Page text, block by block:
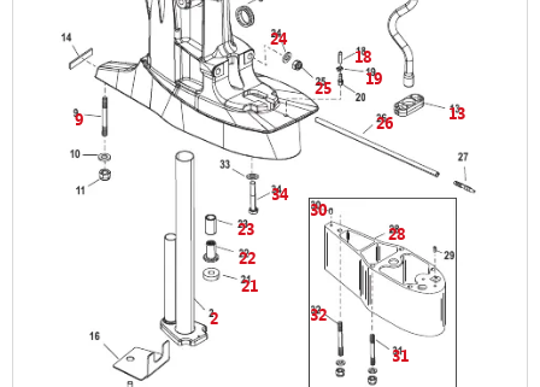
2
9 13
18
19
21
22
23
24
25
26
28
30
31
32
34